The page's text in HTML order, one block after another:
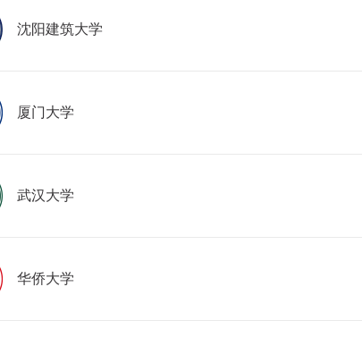
沈阳建筑大学
厦门大学
武汉大学
华侨大学